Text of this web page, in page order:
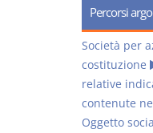
Percorsi
Società per
costituzione
relative
contenute
Oggetto